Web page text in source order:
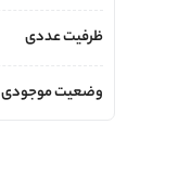
ظرفیت عددی
وضعیت موجودی